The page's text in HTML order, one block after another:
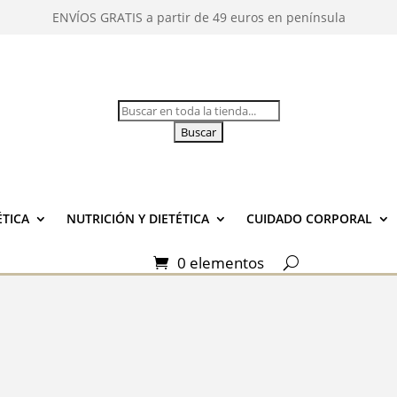
ENVÍOS GRATIS a partir de 49 euros en península
Buscar:
NUTRICIÓN Y DIETÉTICA CUIDADO CORPORAL
0 elementos